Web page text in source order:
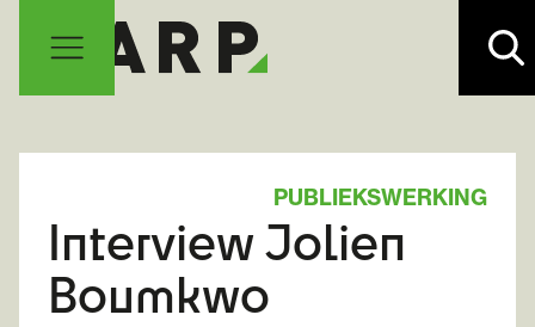
PUBLIEKSWERKING
Interview Jolien
Boumkwo